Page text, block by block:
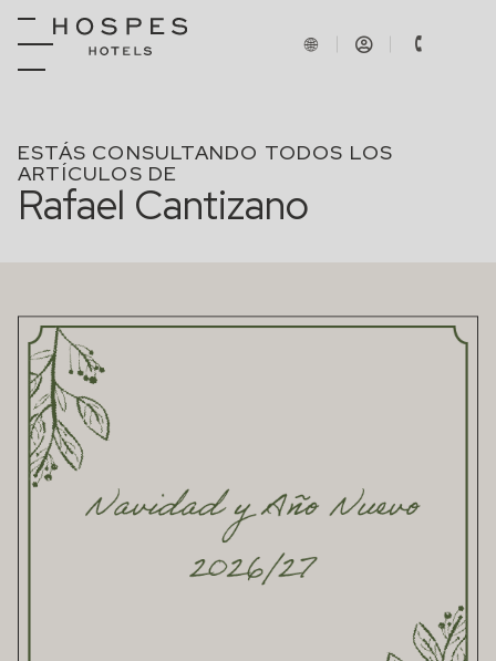
ESTÁS CONSULTANDO TODOS LOS
ARTÍCULOS DE
Rafael Cantizano